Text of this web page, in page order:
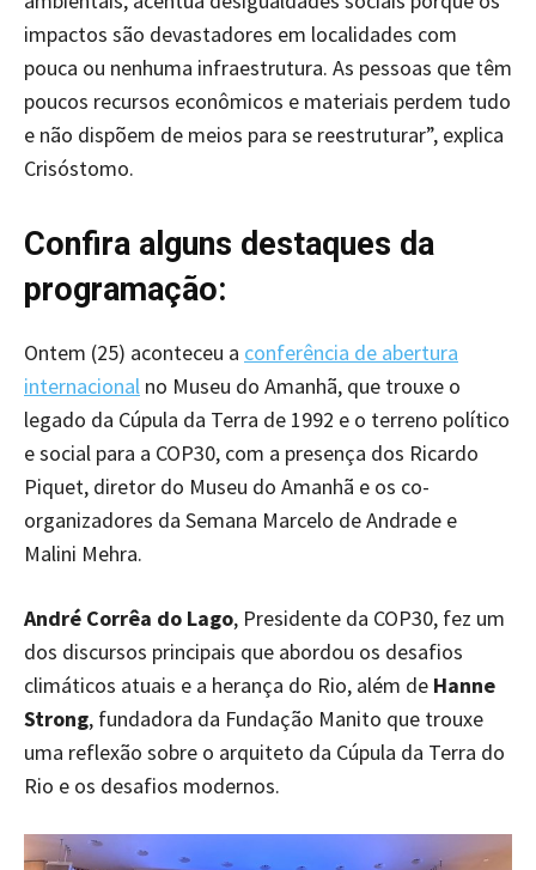
impactos são devastadores em localidades com
pouca ou nenhuma infraestrutura. As pessoas que têm
poucos recursos econômicos e materiais perdem tudo
e não dispõem de meios para se reestruturar”, explica
Crisóstomo.
Confira alguns destaques da
programação:
Ontem (25) aconteceu a conferência de abertura
internacional no Museu do Amanhã, que trouxe o
legado da Cúpula da Terra de 1992 e o terreno político
e social para a COP30, com a presença dos Ricardo
Piquet, diretor do Museu do Amanhã e os co-
organizadores da Semana Marcelo de Andrade e
Malini Mehra.
André Corrêa do Lago, Presidente da COP30, fez um
dos discursos principais que abordou os desafios
climáticos atuais e a herança do Rio, além de Hanne
Strong, fundadora da Fundação Manito que trouxe
uma reflexão sobre o arquiteto da Cúpula da Terra do
Rio e os desafios modernos.